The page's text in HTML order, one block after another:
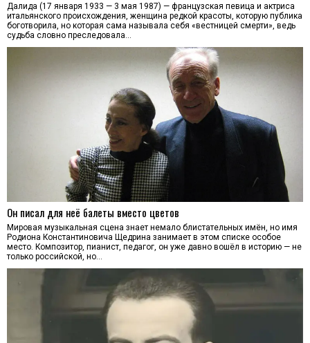
Далида (17 января 1933 — 3 мая 1987) — французская певица и актриса
итальянского происхождения, женщина редкой красоты, которую публика
боготворила, но которая сама называла себя «вестницей смерти», ведь
судьба словно преследовала…
Он писал для неё балеты вместо цветов
Мировая музыкальная сцена знает немало блистательных имён, но имя
Родиона Константиновича Щедрина занимает в этом списке особое
место. Композитор, пианист, педагог, он уже давно вошёл в историю — не
только российской, но…